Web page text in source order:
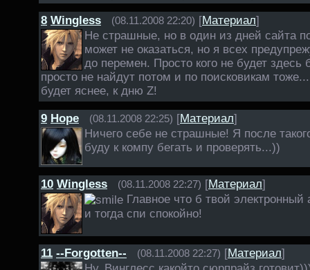
8 Wingless (08.11.2008 22:20) [Материал]
Не страшные, но в один из дней сайта
может не оказаться, но я всех
до перемен. Просто кого не будет здесь
просто не найдут потом и по поисковикам
будет яснее, к дню Z!
9 Hope (08.11.2008 22:25) [Материал]
Ничего себе не страшные! Я после
буду к компу бегать и проверять...))
10 Wingless (08.11.2008 22:27) [Материал]
Главное что б твой
и тогда спи спокойно!
11 --Forgotten-- (08.11.2008 22:27) [Материал]